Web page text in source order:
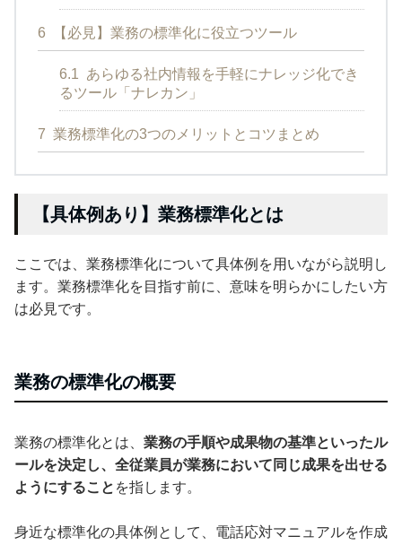
6 【必見】業務の標準化に役立つツール
6.1 あらゆる社内情報を手軽にナレッジ化でき
るツール「ナレカン」
7 業務標準化の3つのメリットとコツまとめ
【具体例あり】業務標準化とは
ここでは、業務標準化について具体例を用いながら説明し
ます。業務標準化を目指す前に、意味を明らかにしたい方
は必見です。
業務の標準化の概要
業務の標準化とは、 業務の手順や成果物の基準といったル
ールを決定し、全従業員が業務において同じ成果を出せる
ようにすること を指します。
身近な標準化の具体例として、電話応対マニュアルを作成